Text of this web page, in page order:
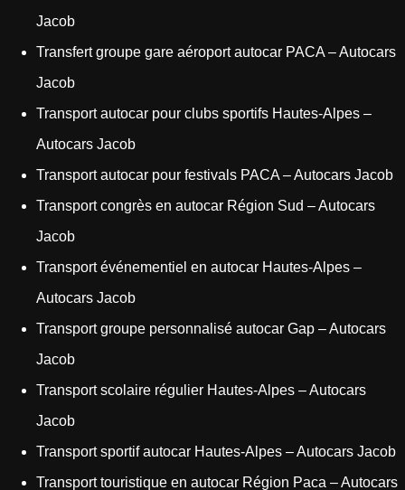
Jacob
Transfert groupe gare aéroport autocar PACA – Autocars
Jacob
Transport autocar pour clubs sportifs Hautes-Alpes –
Autocars Jacob
Transport autocar pour festivals PACA – Autocars Jacob
Transport congrès en autocar Région Sud – Autocars
Jacob
Transport événementiel en autocar Hautes-Alpes –
Autocars Jacob
Transport groupe personnalisé autocar Gap – Autocars
Jacob
Transport scolaire régulier Hautes-Alpes – Autocars
Jacob
Transport sportif autocar Hautes-Alpes – Autocars Jacob
Transport touristique en autocar Région Paca – Autocars